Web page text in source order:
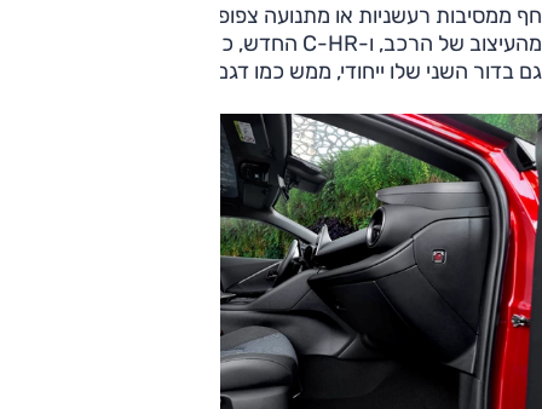
חף ממסיבות רעשניות או מתנועה צפופה, אני שוב מתפעל
מהעיצוב של הרכב, ו-C-HR החדש, כאן בזהוב ובשחור, נראה
גם בדור השני שלו ייחודי, ממש כמו דגם קונספט.